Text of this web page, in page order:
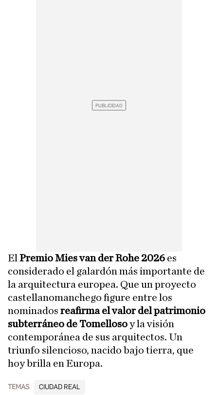
El Premio Mies van der Rohe 2026 es
considerado el galardón más importante de
la arquitectura europea. Que un proyecto
castellanomanchego figure entre los
nominados reafirma el valor del patrimonio
subterráneo de Tomellosoy la visión
contemporánea de sus arquitectos. Un
triunfo silencioso, nacido bajo tierra, que
hoy brilla en Europa.
TEMAS CIUDAD REAL